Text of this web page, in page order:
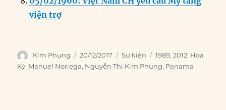
viện trợ
Author
Kim Phụng
Posted
on
20/12/2017 Categories
Sự kiện Tags
1989,2012, Hoa
Kỳ, Manuel Noriega, Nguyễn Thị Kim Phụng, Panama